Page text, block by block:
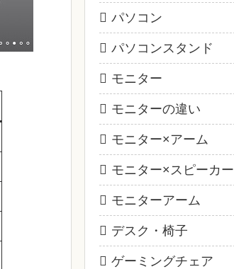
パソコン
パソコンスタンド
モニター
モニターの違い
モニター×アーム
モニター×スピーカー
モニターアーム
デスク・椅子
ゲーミングチェア